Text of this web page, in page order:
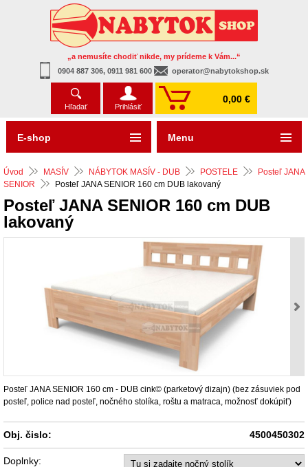
„a nemusíte chodiť nikde, my prídeme k Vám...“
0904 887 306, 0911 981 600
operator@nabytokshop.sk
Hľadať Prihlásiť
0,00 €
Úvod MASÍV NÁBYTOK MASÍV - DUB POSTELE
Posteľ JANA
SENIOR
Posteľ JANA SENIOR 160 cm DUB lakovaný
Posteľ JANA SENIOR 160 cm DUB
lakovaný
Posteľ JANA SENIOR 160 cm - DUB cink© (parketový dizajn) (bez zásuviek pod
posteľ, police nad posteľ, nočného stolíka, roštu a matraca, možnosť dokúpiť)
Obj. čislo: 4500450302
Doplnky:
E-shop Menu